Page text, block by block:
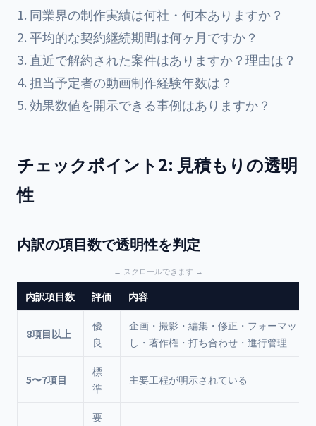
同業界の制作実績は何社・何本ありますか？
平均的な契約継続期間は何ヶ月ですか？
直近で解約された案件はありますか？理由は？
担当予定者の動画制作経験年数は？
効果数値を開示できる事例はありますか？
チェックポイント2: 見積もりの透明
性
内訳の項目数で透明性を判定
内訳項目数 評価 内容
8項目以上
優
良
企画・撮影・編集・修正・フォーマット
し・著作権・打ち合わせ・進行管理
5〜7項目
標
準
主要工程が明示されている
要